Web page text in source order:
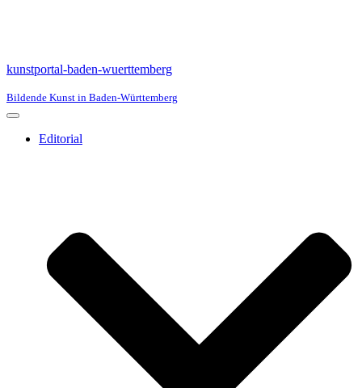
Uli Rothfuss
Harald Schwiers
kunstportal-baden-wuerttemberg
Bildende Kunst in Baden-Württemberg
Navigationsmenü
Editorial